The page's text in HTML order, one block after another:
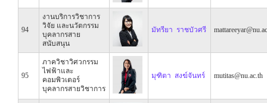
94
งานบริการวิชาการ
วิจัย และนวัตกรรม
บุคลากรสาย
สนับสนุน
มัทรียา ราชบัวศรี
95
ภาควิชาวิศวกรรม
ไฟฟ้าและ
คอมพิวเตอร์
บุคลากรสายวิชาการ
มุฑิตา สงฆ์จันทร์ mutitas@nu.ac.th